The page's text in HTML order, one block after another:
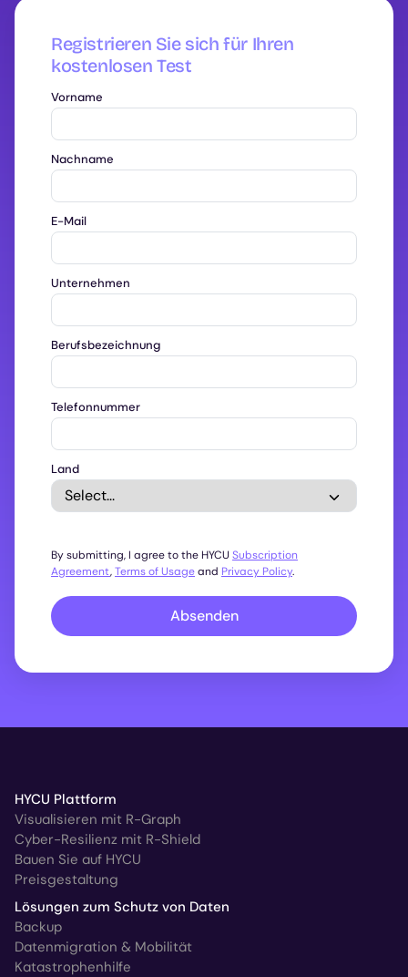
Registrieren Sie sich für Ihren
kostenlosen Test
Vorname
Nachname
E-Mail
Unternehmen
Berufsbezeichnung
Telefonnummer
Land
By submitting, I agree to the HYCU Subscription
Agreement,Terms of Usageand Privacy Policy.
Absenden
HYCU Plattform
Visualisieren mit R-Graph
Cyber-Resilienz mit R-Shield
Bauen Sie auf HYCU
Preisgestaltung
Lösungen zum Schutz von Daten
Backup
Datenmigration & Mobilität
Katastrophenhilfe